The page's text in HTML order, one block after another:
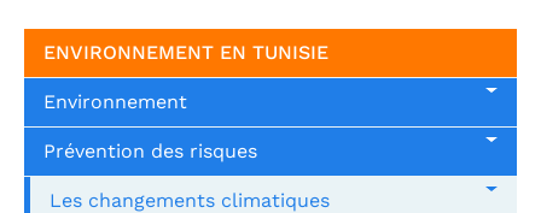
ENVIRONNEMENT EN TUNISIE
Environnement
Prévention des risques
Les changements climatiques